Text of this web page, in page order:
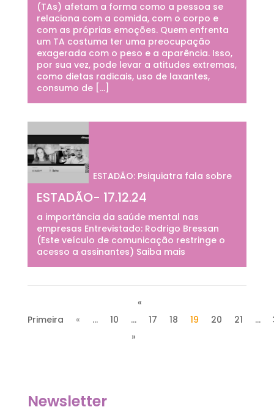
(TAs) afetam a forma como a pessoa se
relaciona com a comida, com o corpo e
com as próprias emoções. Quem enfrenta
um TA costuma ter uma preocupação
exagerada com o peso e a aparência. Isso,
por sua vez, pode levar a atitudes extremas,
como dietas radicais, uso de laxantes,
consumo de […]
ESTADÃO- 17.12.24
ESTADÃO: Psiquiatra fala sobre
a importância da saúde mental nas
empresas Entrevistado: Rodrigo Bressan
(Este veículo de comunicação restringe o
acesso a assinantes) Saiba mais
«
Primeira
« ... 10 ... 17 18 19 20 21 ...
»
Newsletter